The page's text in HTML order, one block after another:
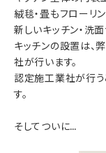
絨毯・畳もフローリ
新しいキッチン・洗
キッチンの設置は、
社が行います。
認定施工業社が行う
す。
そしてついに…